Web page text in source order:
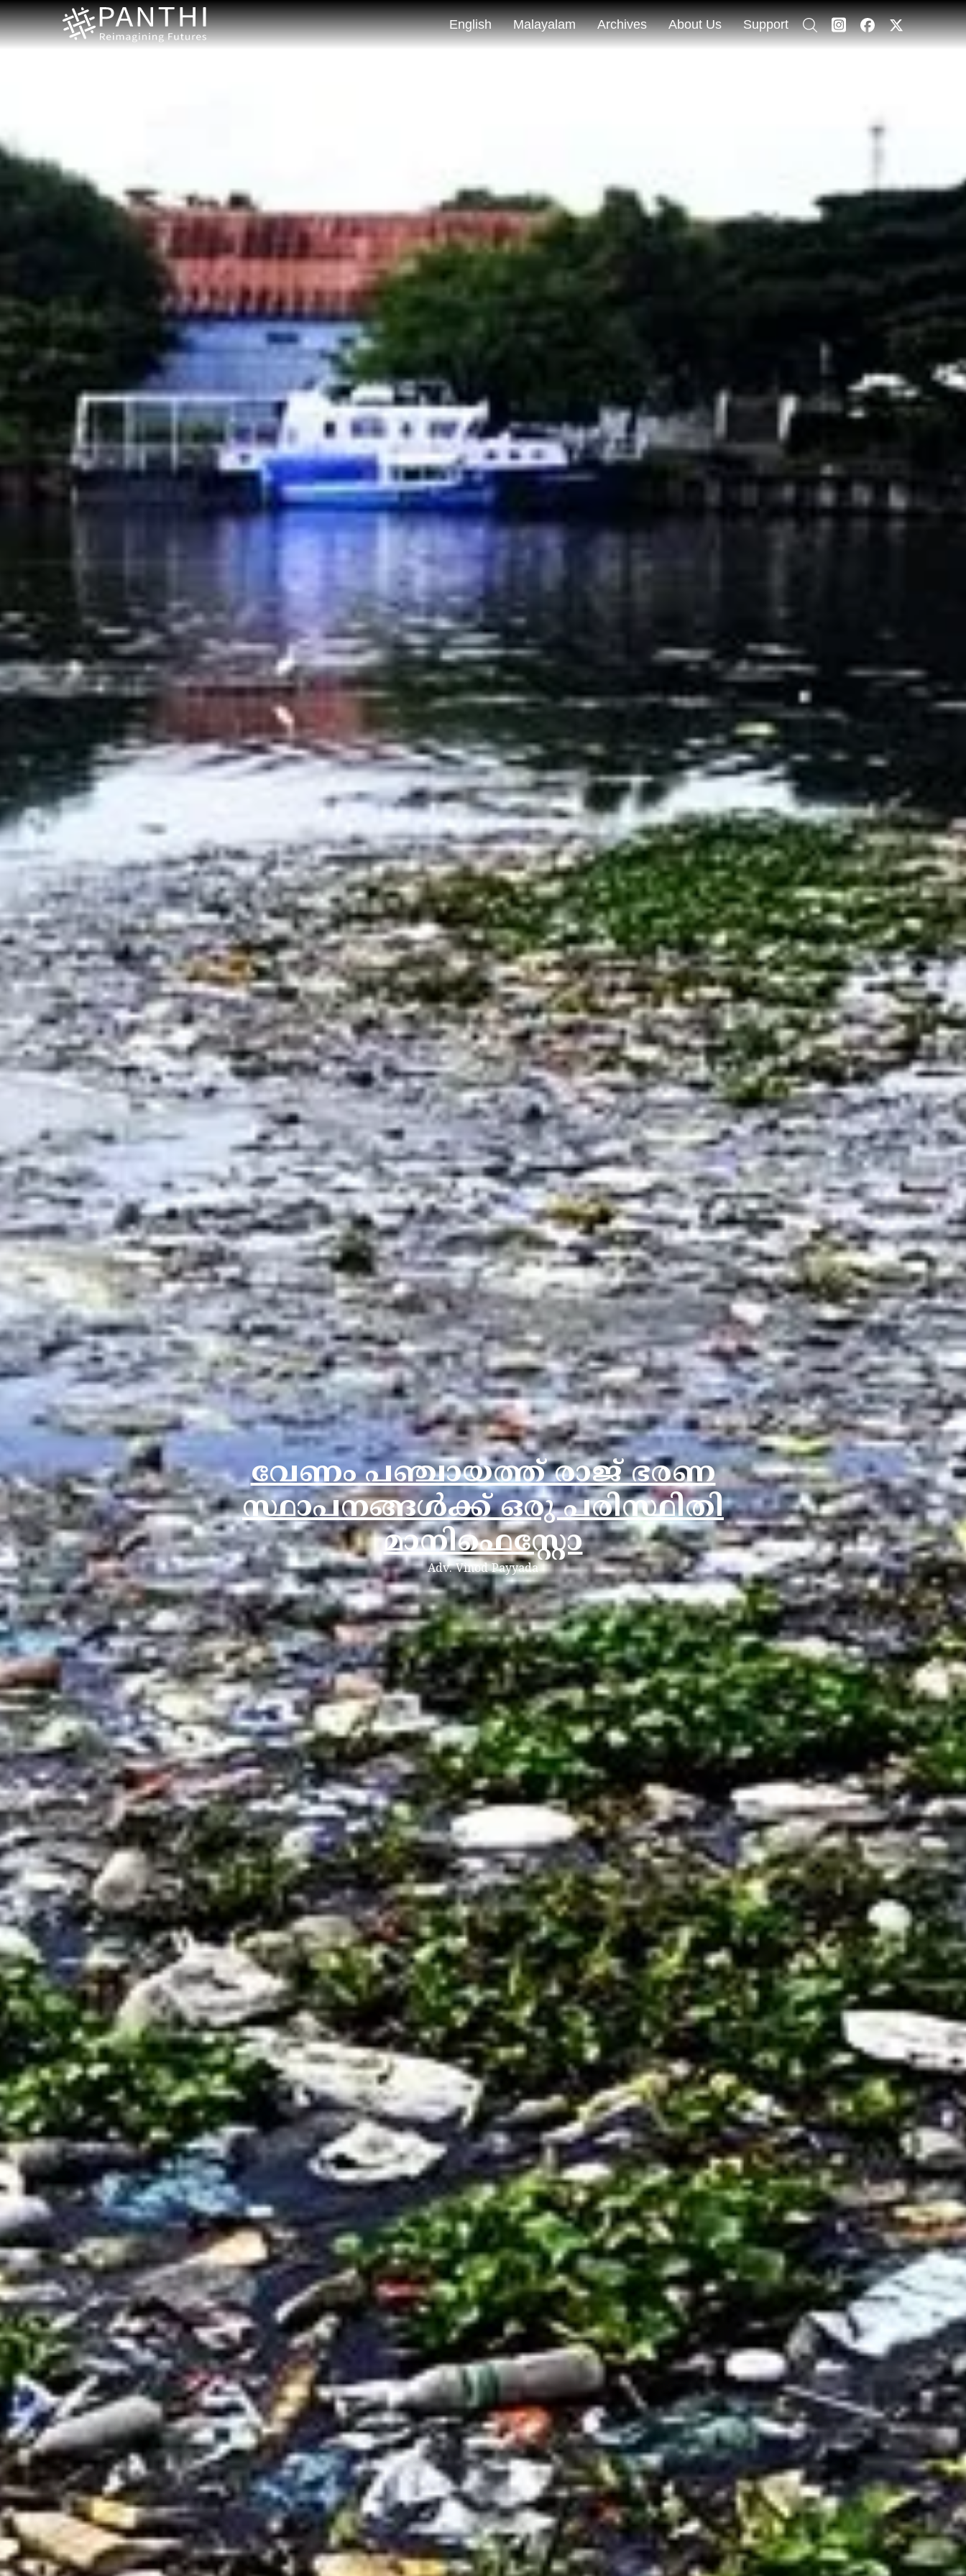
English Malayalam Archives About Us Support
വേണം പഞ്ചായത്ത് രാജ് ഭരണ
സ്ഥാപനങ്ങൾക്ക് ഒരു പരിസ്ഥിതി
മാനിഫെസ്റ്റോ
Adv. Vinod Payyada